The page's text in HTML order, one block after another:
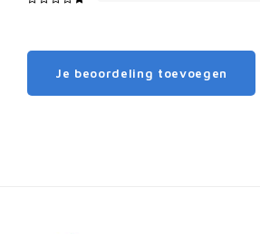
Je beoordeling toevoegen